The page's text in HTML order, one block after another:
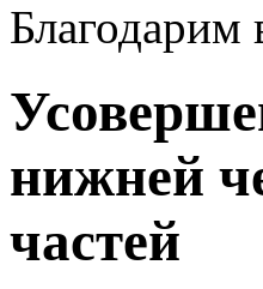
Благодарим
нижней
частей